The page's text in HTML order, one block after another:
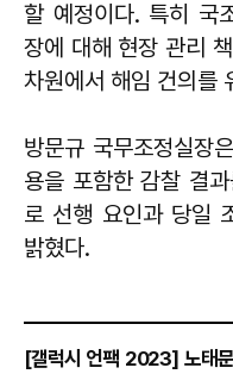
할 예정이다. 특히 국
장에 대해 현장 관리
차원에서 해임 건의를
방문규 국무조정실장
용을 포함한 감찰 결
로 선행 요인과 당일
밝혔다.
[갤럭시 언팩 2023] 노태